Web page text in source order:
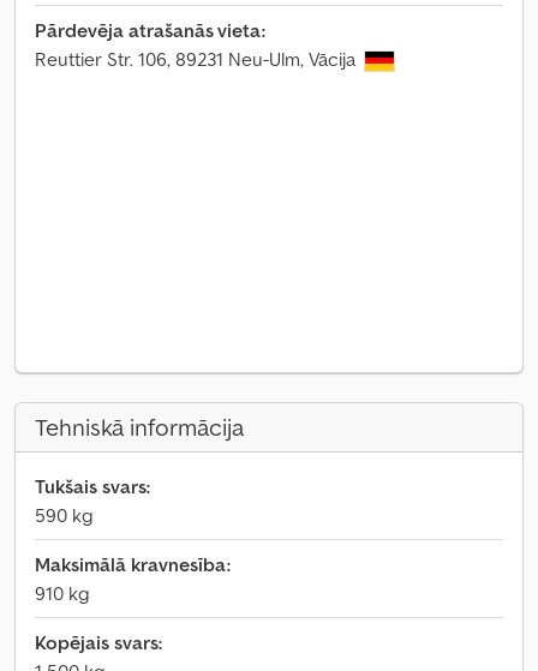
Pārdevēja atrašanās vieta:
Reuttier Str. 106, 89231 Neu-Ulm, Vācija
Tehniskā informācija
Tukšais svars:
590 kg
Maksimālā kravnesība:
910 kg
Kopējais svars: